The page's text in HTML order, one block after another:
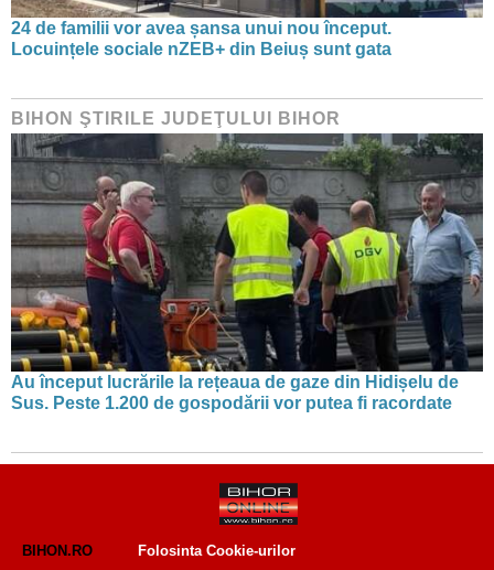
24 de familii vor avea șansa unui nou început.
Locuințele sociale nZEB+ din Beiuș sunt gata
BIHON ŞTIRILE JUDEŢULUI BIHOR
Au început lucrările la rețeaua de gaze din Hidișelu de
Sus. Peste 1.200 de gospodării vor putea fi racordate
BIHON.RO Folosinta Cookie-urilor